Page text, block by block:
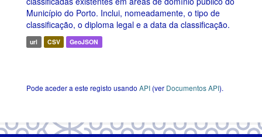
Município do Porto. Inclui, nomeadamente, o tipo de
classificação, o diploma legal e a data da classificação.
url CSV GeoJSON
Pode aceder a este registo usando API(ver Documentos API).